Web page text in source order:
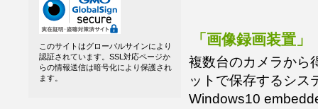
「画像録画装置」
複数台のカメラから
ットで保存するシス
Windows10
このサイトはグローバルサインにより
認証されています。SSL対応ページか
らの情報送信は暗号化により保護され
ます。